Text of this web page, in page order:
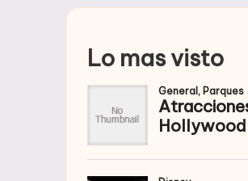
Lo mas visto